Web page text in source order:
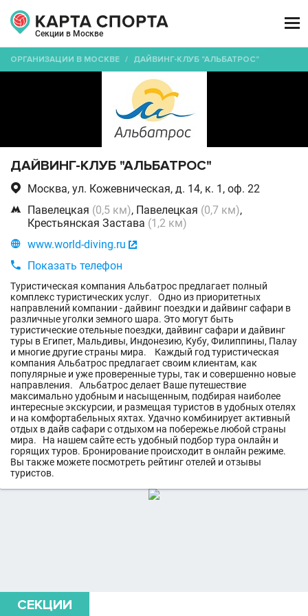
Секции в Москве

ОРГАНИЗАЦИИ В МОСКВЕ / ДАЙВИНГ-КЛУБ "АЛЬБАТРОС"
ДАЙВИНГ-КЛУБ "АЛЬБАТРОС"
 Москва, ул. Кожевническая, д. 14, к. 1, оф. 22
 Павелецкая (0,5 км), Павелецкая (0,7 км),
Крестьянская Застава (1,2 км)
 www.world-diving.ru 

Показать телефон
Туристическая компания Альбатрос предлагает полный
комплекс туристических услуг. Одно из приоритетных
направлений компании - дайвинг поездки и дайвинг сафари в
различные уголки земного шара. Это могут быть
туристические отельные поездки, дайвинг сафари и дайвинг
туры в Египет, Мальдивы, Индонезию, Кубу, Филиппины, Палау
и многие другие страны мира. Каждый год туристическая
компания Альбатрос предлагает своим клиентам, как
популярные и уже проверенные туры, так и совершенно новые
направления. Альбатрос делает Ваше путешествие
максимально удобным и насыщенным, подбирая наиболее
интересные экскурсии, и размещая туристов в удобных отелях
и на комфортабельных яхтах. Удачно комбинирует активный
отдых в дайв сафари с отдыхом на побережье любой страны
мира. На нашем сайте есть удобный подбор тура онлайн и
горящих туров. Бронирование происходит в онлайн режиме.
Вы также можете посмотреть рейтинг отелей и отзывы
туристов.
СЕКЦИИ